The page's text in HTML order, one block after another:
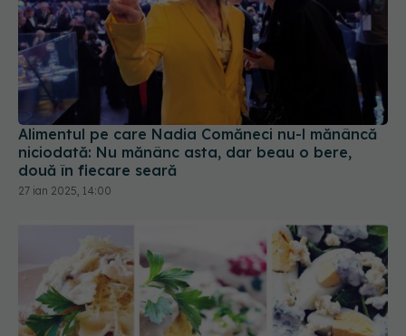
Alimentul pe care Nadia Comăneci nu-l mănâncă
niciodată: Nu mănânc asta, dar beau o bere,
două în fiecare seară
27 ian 2025, 14:00